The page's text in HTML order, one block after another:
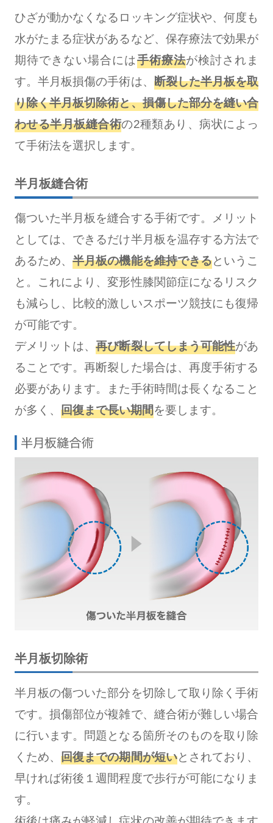
ひざが動かなくなるロッキング症状や、何度も
水がたまる症状があるなど、保存療法で効果が
期待できない場合には手術療法が検討されま
す。半月板損傷の手術は、 断裂した半月板を取
り除く半月板切除術と、損傷した部分を縫い合
わせる半月板縫合術の2種類あり、病状によっ
て手術法を選択します。
半月板縫合術
傷ついた半月板を縫合する手術です。メリット
としては、できるだけ半月板を温存する方法で
あるため、半月板の機能を維持できるというこ
と。これにより、変形性膝関節症になるリスク
も減らし、比較的激しいスポーツ競技にも復帰
が可能です。
デメリットは、再び断裂してしまう可能性があ
ることです。再断裂した場合は、再度手術する
必要があります。また手術時間は長くなること
が多く、 回復まで長い期間を要します。
半月板切除術
半月板の傷ついた部分を切除して取り除く手術
です。損傷部位が複雑で、縫合術が難しい場合
に行います。問題となる箇所そのものを取り除
くため、回復までの期間が短いとされており、
早ければ術後１週間程度で歩行が可能になりま
す。